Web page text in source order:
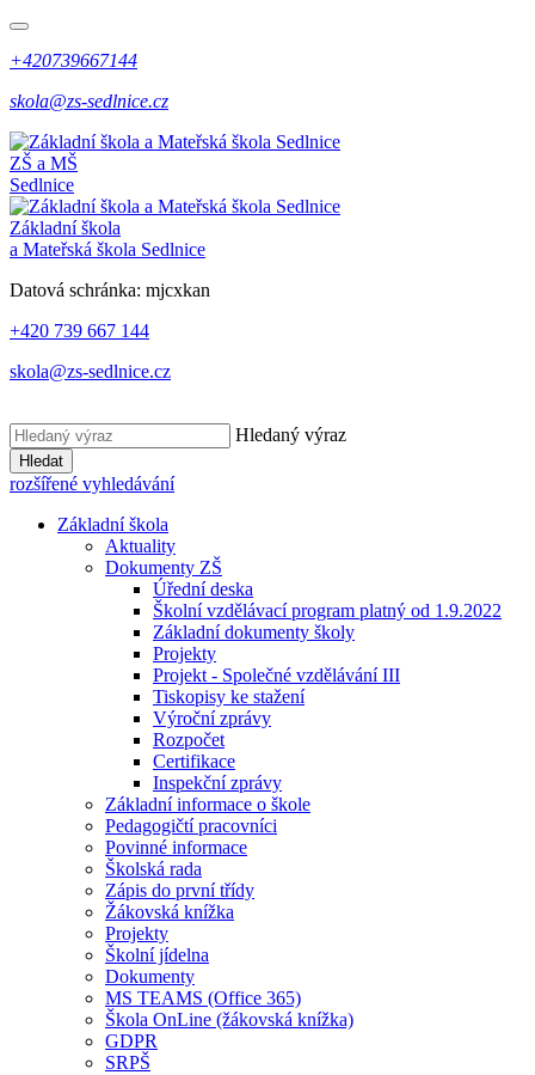
+420739667144
skola@zs-sedlnice.cz
ZŠ a MŠ
Sedlnice
Základní škola
a Mateřská škola Sedlnice
Datová schránka: mjcxkan
+420 739 667 144
skola@zs-sedlnice.cz
Hledaný výraz
Hledat
rozšířené vyhledávání
Základní škola
Aktuality
Dokumenty ZŠ
Úřední deska
Školní vzdělávací program platný od 1.9.2022
Základní dokumenty školy
Projekty
Projekt - Společné vzdělávání III
Tiskopisy ke stažení
Výroční zprávy
Rozpočet
Certifikace
Inspekční zprávy
Základní informace o škole
Pedagogičtí pracovníci
Povinné informace
Školská rada
Zápis do první třídy
Žákovská knížka
Projekty
Školní jídelna
Dokumenty
MS TEAMS (Office 365)
Škola OnLine (žákovská knížka)
GDPR
SRPŠ